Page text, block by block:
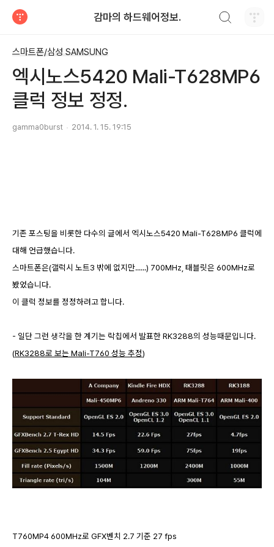
감마의 하드웨어정보.
스마트폰/삼성 SAMSUNG
엑시노스5420 Mali-T628MP6
클럭 정보 정정.
gamma0burst 2014. 1. 15. 19:15
기존 포스팅을 비롯한 다수의 글에서 엑시노스5420 Mali-T628MP6 클럭에
대해 언급했습니다.
스마트폰은(갤럭시 노트3 밖에 없지만......) 700MHz, 태블릿은 600MHz로
봤었습니다.
이 클럭 정보를 정정하려고 합니다.
- 일단 그런 생각을 한 계기는 락칩에서 발표한 RK3288의 성능때문입니다.
(RK3288로 보는 Mali-T760 성능 추정)
T760MP4 600MHz로 GFX벤치 2.7 기준 27 fps